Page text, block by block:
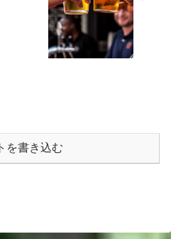
を書き込む